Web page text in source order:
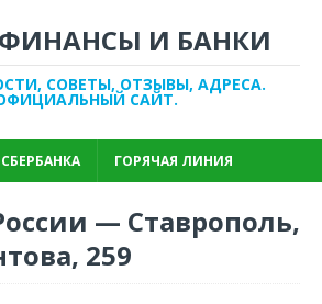
ФИНАНСЫ И БАНКИ
СОВЕТЫ, ОТЗЫВЫ, АДРЕСА.
САЙТ.
ГОРЯЧАЯ ЛИНИЯ
— Ставрополь,
259